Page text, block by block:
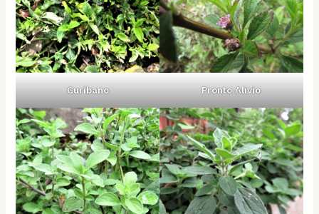
Curíbano Pronto Alivio